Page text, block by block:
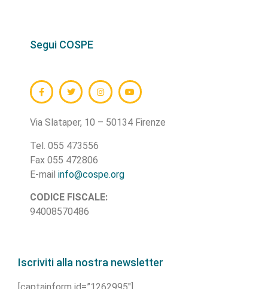
Segui COSPE
Via Slataper, 10 – 50134 Firenze
Tel. 055 473556
Fax 055 472806
E-mail info@cospe.org
CODICE FISCALE:
94008570486
Iscriviti alla nostra newsletter